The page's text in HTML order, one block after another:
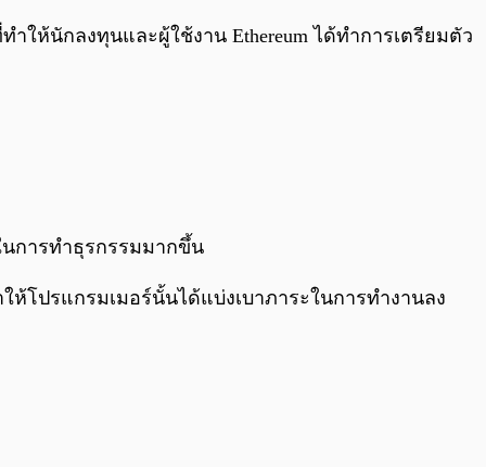
ให้นักลงทุนและผู้ใช้งาน Ethereum ได้ทำการเตรียมตัว
นการทำธุรกรรมมากขึ้น
โปรแกรมเมอร์นั้นได้แบ่งเบาภาระในการทำงานลง